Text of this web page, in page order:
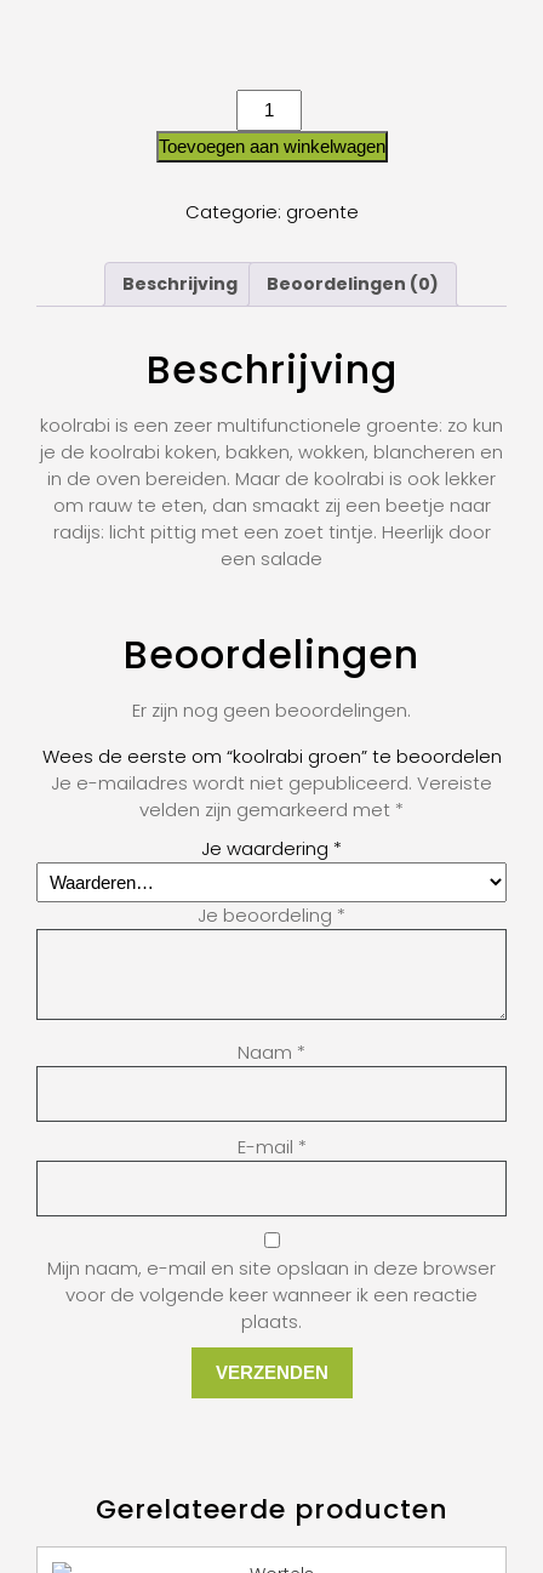
Toevoegen aan winkelwagen
Categorie: groente
Beschrijving Beoordelingen (0)
Beschrijving
koolrabi is een zeer multifunctionele groente: zo kun
je de koolrabi koken, bakken, wokken, blancheren en
in de oven bereiden. Maar de koolrabi is ook lekker
om rauw te eten, dan smaakt zij een beetje naar
radijs: licht pittig met een zoet tintje. Heerlijk door
een salade
Beoordelingen
Er zijn nog geen beoordelingen.
Wees de eerste om “koolrabi groen” te beoordelen
Je e-mailadres wordt niet gepubliceerd. Vereiste
velden zijn gemarkeerd met *
Je waardering *
Je beoordeling *
Naam *
E-mail *
Mijn naam, e-mail en site opslaan in deze browser
voor de volgende keer wanneer ik een reactie
plaats.
Gerelateerde producten